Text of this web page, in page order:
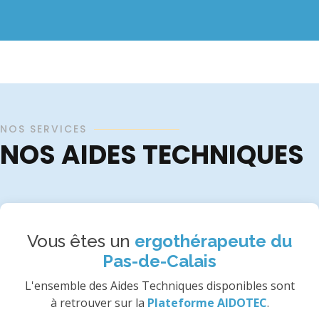
NOS SERVICES
NOS AIDES TECHNIQUES
Vous êtes un ergothérapeute du
Pas-de-Calais
L'ensemble des Aides Techniques disponibles sont
à retrouver sur la Plateforme AIDOTEC.